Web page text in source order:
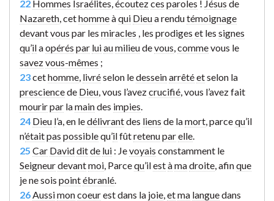
22 Hommes Israélites écoutezces paroles ! Jésus de
Nazareth , cethommeàqui Dieua rendutémoignage
devantvous par les miracles les prodiges et les signes
qu’ilaopérés par luiaumilieudevous commevous le
savezvous-mêmes ;
23cethomme livréselon ledesseinarrêtéetselon la
presciencede Dieu , vous l’avezcrucifié , vous l’avez fait
mourirpar lamaindes impies
24 Dieu l’a, en ledélivrantdes liens de lamort , parcequ’il
n’étaitpas possiblequ’ilfûtretenuparelle
25 Car Davidditde lui : Jevoyais constamment le
Seigneurdevantmoi , Parcequ’ilestàmadroite , afinque
je ne sois pointébranlé
26 Aussimoncoeurest dans la joie etma languedans